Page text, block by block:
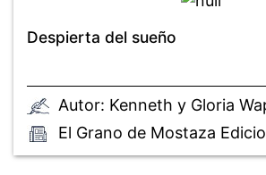
Despierta del sueño
Autor: Kenneth y Gloria
El Grano de Mostaza